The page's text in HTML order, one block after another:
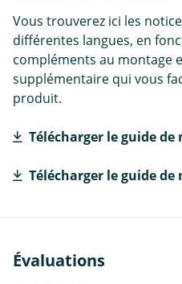
Vous trouverez ici les
différentes langues, en
compléments au montage
supplémentaire qui vous
produit.
Télécharger le guide
Télécharger le guide
Évaluations